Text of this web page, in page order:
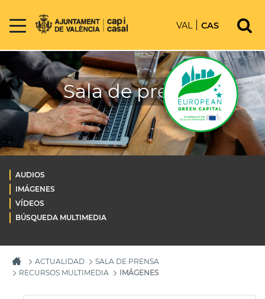
VAL CAS
Sala de prensa
AUDIOS
IMÁGENES
VÍDEOS
BÚSQUEDA MULTIMEDIA
ACTUALIDAD
SALA DE PRENSA
RECURSOS MULTIMEDIA
IMÁGENES